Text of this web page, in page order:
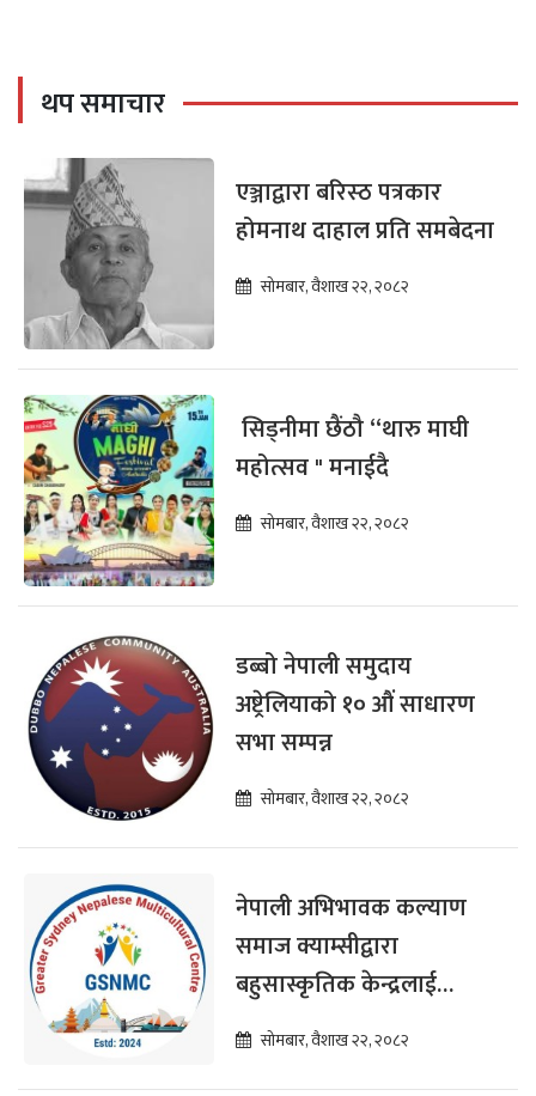
थप समाचार
एञ्जाद्वारा बरिस्ठ पत्रकार
होमनाथ दाहाल प्रति समबेदना
सोमबार, वैशाख २२, २०८२
सिड्नीमा छैंठौ “थारु माघी
महोत्सव " मनाईदै
सोमबार, वैशाख २२, २०८२
डब्बो नेपाली समुदाय
अष्ट्रेलियाको १० औं साधारण
सभा सम्पन्न
सोमबार, वैशाख २२, २०८२
नेपाली अभिभावक कल्याण
समाज क्याम्सीद्वारा
बहुसास्कृतिक केन्द्रलाई
सहयोग प्रदान
सोमबार, वैशाख २२, २०८२